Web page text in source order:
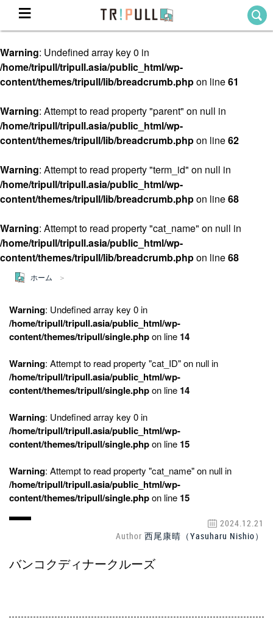
ホーム
Theme
テーマから探す
TRIPULLブログ
About
私たちについて
Warning: Undefined array key 0 in
/home/tripull/tripull.asia/public_html/wp-
content/themes/tripull/lib/breadcrumb.phpon line61
Warning: Attempt to read property "parent" on null in
/home/tripull/tripull.asia/public_html/wp-
content/themes/tripull/lib/breadcrumb.phpon line62
Warning: Attempt to read property "term_id" on null in
/home/tripull/tripull.asia/public_html/wp-
content/themes/tripull/lib/breadcrumb.phpon line68
Warning: Attempt to read property "cat_name" on null in
/home/tripull/tripull.asia/public_html/wp-
content/themes/tripull/lib/breadcrumb.phpon line68
ホーム
Warning: Undefined array key 0 in
/home/tripull/tripull.asia/public_html/wp-
content/themes/tripull/single.phpon line 14
Warning: Attempt to read property "cat_ID" on null in
/home/tripull/tripull.asia/public_html/wp-
content/themes/tripull/single.phpon line 14
Warning: Undefined array key 0 in
/home/tripull/tripull.asia/public_html/wp-
content/themes/tripull/single.phpon line 15
Warning: Attempt to read property "cat_name" on null in
/home/tripull/tripull.asia/public_html/wp-
content/themes/tripull/single.phpon line 15
2024.12.21
Author 西尾康晴（Yasuharu Nishio）
バンコクディナークルーズ